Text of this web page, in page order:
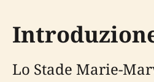
Lo Stade Marie-